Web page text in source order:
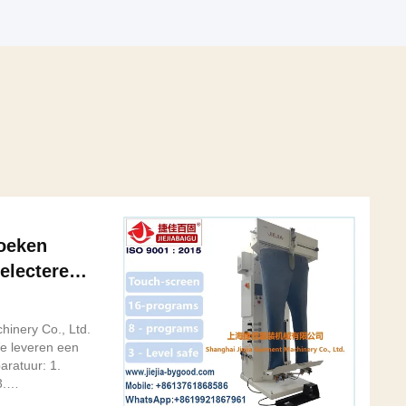
Co., Ltd.
leveren een
1.